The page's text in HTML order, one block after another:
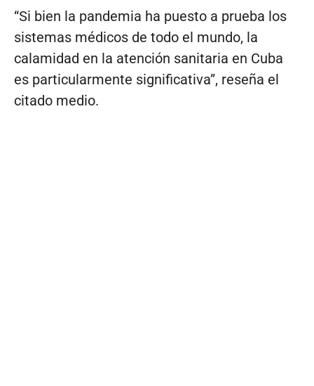
“Si bien la pandemia ha puesto a prueba los
sistemas médicos de todo el mundo, la
calamidad en la atención sanitaria en Cuba
es particularmente significativa”, reseña el
citado medio.